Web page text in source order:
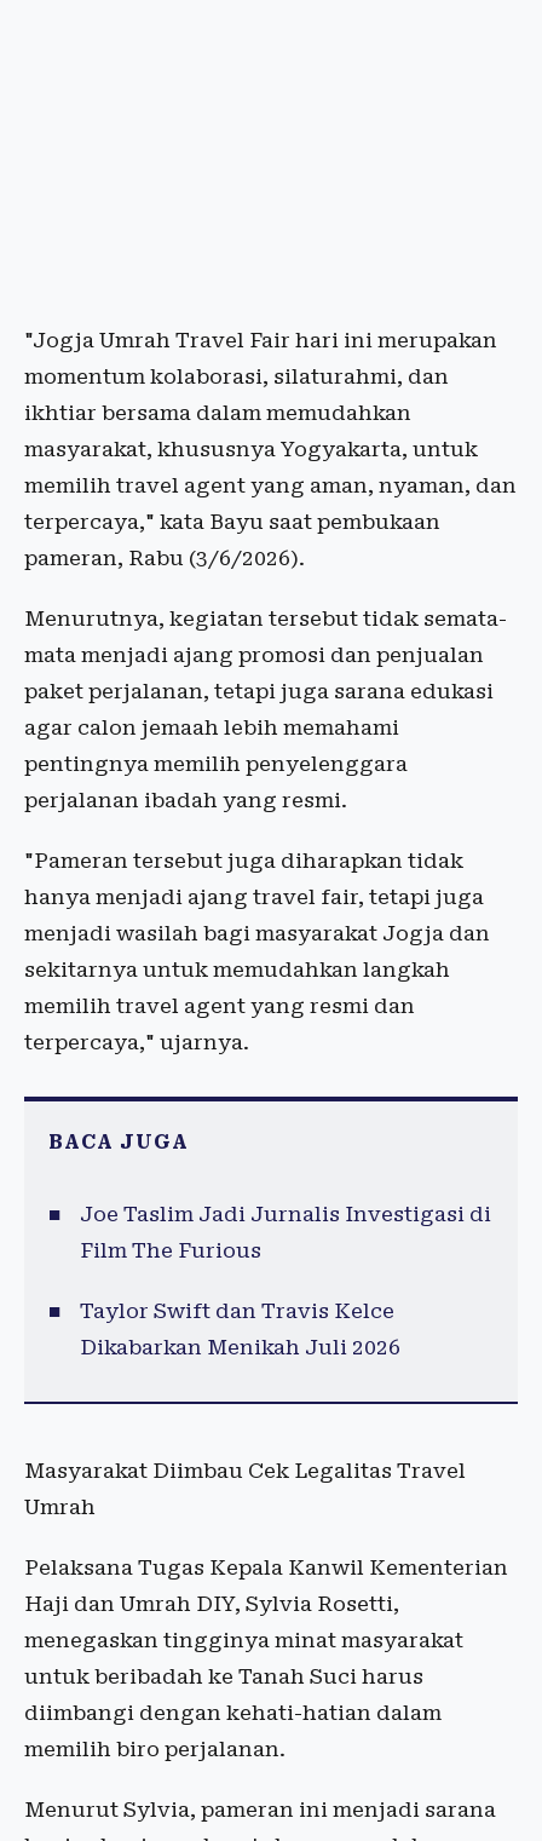
"Jogja Umrah Travel Fair hari ini merupakan
momentum kolaborasi, silaturahmi, dan
ikhtiar bersama dalam memudahkan
masyarakat, khususnya Yogyakarta, untuk
memilih travel agent yang aman, nyaman, dan
terpercaya," kata Bayu saat pembukaan
pameran, Rabu (3/6/2026).
Menurutnya, kegiatan tersebut tidak semata-
mata menjadi ajang promosi dan penjualan
paket perjalanan, tetapi juga sarana edukasi
agar calon jemaah lebih memahami
pentingnya memilih penyelenggara
perjalanan ibadah yang resmi.
"Pameran tersebut juga diharapkan tidak
hanya menjadi ajang travel fair, tetapi juga
menjadi wasilah bagi masyarakat Jogja dan
sekitarnya untuk memudahkan langkah
memilih travel agent yang resmi dan
terpercaya," ujarnya.
BACA JUGA
Joe Taslim Jadi Jurnalis Investigasi di
Film The Furious
Taylor Swift dan Travis Kelce
Dikabarkan Menikah Juli 2026
Masyarakat Diimbau Cek Legalitas Travel
Umrah
Pelaksana Tugas Kepala Kanwil Kementerian
Haji dan Umrah DIY, Sylvia Rosetti,
menegaskan tingginya minat masyarakat
untuk beribadah ke Tanah Suci harus
diimbangi dengan kehati-hatian dalam
memilih biro perjalanan.
Menurut Sylvia, pameran ini menjadi sarana